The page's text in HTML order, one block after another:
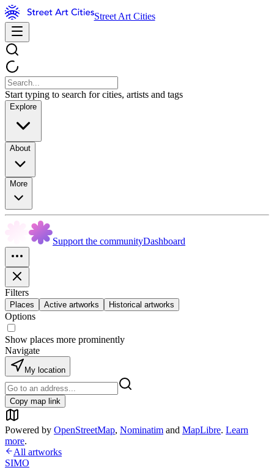
Street Art Cities
Start typing to search for cities, artists and tags
Explore
About
More
Support the communityDashboard
Filters
Places Active artworks Historical artworks
Options
Show places more prominently
Navigate
My location
Copy map link
Powered by OpenStreetMap, Nominatim and MapLibre. Learn
more.
All artworks
SIMO